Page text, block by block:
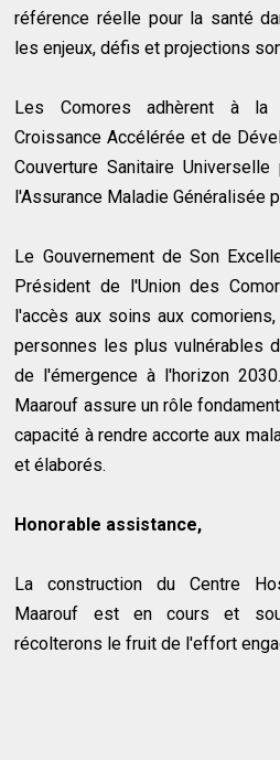
référence réelle pour la santé
les enjeux, défis et projections
Les Comores adhèrent à la
Croissance Accélérée et de
Couverture Sanitaire
l'Assurance Maladie Généralisée
Le Gouvernement de Son
Président de l'Union des
l'accès aux soins aux
personnes les plus vulnérables
de l'émergence à l'horizon
Maarouf assure un rôle
capacité à rendre accorte aux
et élaborés.
Honorable assistance,
La construction du Centre
Maarouf est en cours et
récolterons le fruit de l'effort